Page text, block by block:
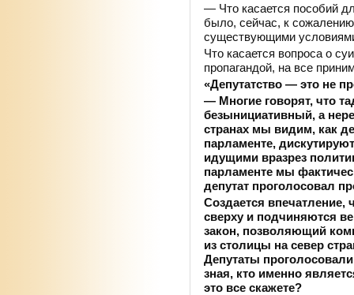
— Что касается пособий
было, сейчас, к
существующими
Что касается вопроса о
пропагандой, на все
«Депутатство — это не
— Многие говорят, что
безынициативный, а
странах мы видим, как
парламенте,
идущими вразрез
парламенте мы
депутат проголосовал
Создается впечатление,
сверху и подчиняются
закон, позволяющий
из столицы на север
Депутаты
зная, кто именно
это все скажете?